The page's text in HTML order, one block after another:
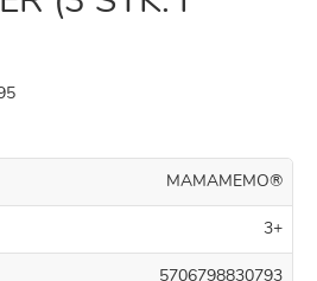
MAMAMEMO®
3+
5706798830793